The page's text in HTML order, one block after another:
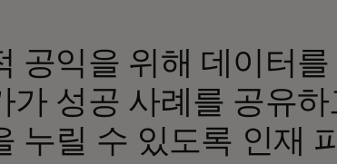
공익을 위해 데이터를
가 성공 사례를 공유
누릴 수 있도록 인재